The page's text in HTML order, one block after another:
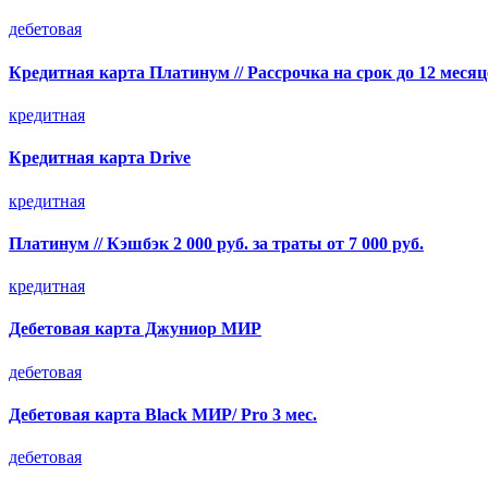
дебетовая
Кредитная карта Платинум // Рассрочка на срок до 12
кредитная
Кредитная карта Drive
кредитная
Платинум // Кэшбэк 2 000 руб. за траты от 7 000 руб.
кредитная
Дебетовая карта Джуниор МИР
дебетовая
Дебетовая карта Black МИР/ Pro 3 мес.
дебетовая